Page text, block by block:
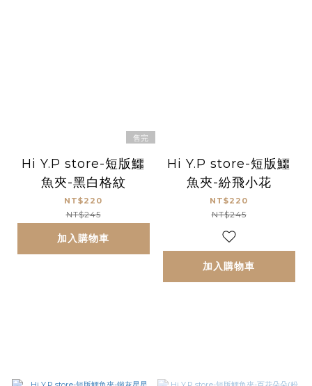
售完
Hi Y.P store-短版鱷
魚夾-黑白格紋
NT$220
NT$245
加入購物車
Hi Y.P store-短版鱷
魚夾-紛飛小花
NT$220
NT$245
加入購物車